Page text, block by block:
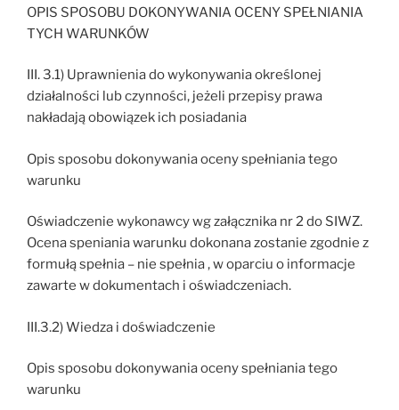
OPIS SPOSOBU DOKONYWANIA OCENY SPEŁNIANIA
TYCH WARUNKÓW
III. 3.1) Uprawnienia do wykonywania określonej
działalności lub czynności, jeżeli przepisy prawa
nakładają obowiązek ich posiadania
Opis sposobu dokonywania oceny spełniania tego
warunku
Oświadczenie wykonawcy wg załącznika nr 2 do SIWZ.
Ocena speniania warunku dokonana zostanie zgodnie z
formułą spełnia – nie spełnia , w oparciu o informacje
zawarte w dokumentach i oświadczeniach.
III.3.2) Wiedza i doświadczenie
Opis sposobu dokonywania oceny spełniania tego
warunku